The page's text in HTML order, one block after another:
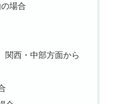
場合
西・中部方面から